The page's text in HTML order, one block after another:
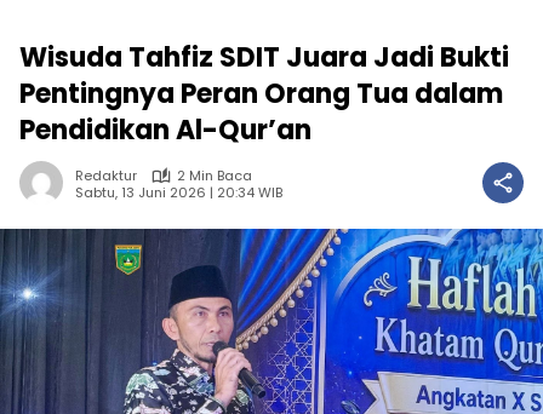
Wisuda Tahfiz SDIT Juara Jadi Bukti
Pentingnya Peran Orang Tua dalam
Pendidikan Al-Qur’an
Redaktur
2 Min Baca
Sabtu, 13 Juni 2026 | 20:34 WIB